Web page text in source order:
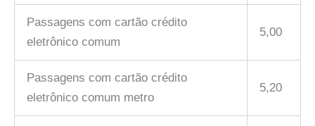
Passagens com cartão crédito
eletrônico comum
5,00
Passagens com cartão crédito
eletrônico comum metro
5,20